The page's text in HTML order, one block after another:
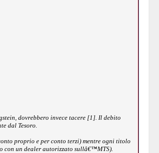
dovrebbero invece tacere [1]. Il debito
dal Tesoro.
proprio e per conto terzi) mentre ogni titolo
con un dealer autorizzato sullâ€™MTS).